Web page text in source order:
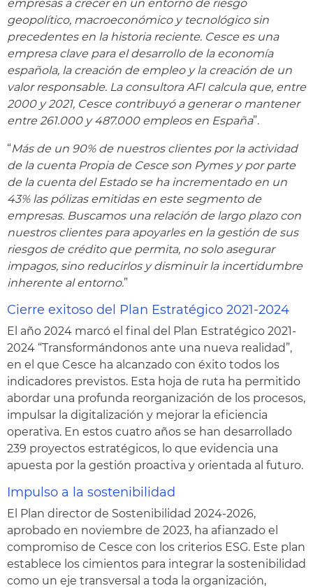
empresas a crecer en un entorno de riesgo
geopolítico, macroeconómico y tecnológico sin
precedentes en la historia reciente. Cesce es una
empresa clave para el desarrollo de la economía
española, la creación de empleo y la creación de un
valor responsable. La consultora AFI calcula que, entre
2000 y 2021, Cesce contribuyó a generar o mantener
entre 261.000 y 487.000 empleos en España”.
“Más de un 90% de nuestros clientes por la actividad
de la cuenta Propia de Cesce son Pymes y por parte
de la cuenta del Estado se ha incrementado en un
43% las pólizas emitidas en este segmento de
empresas. Buscamos una relación de largo plazo con
nuestros clientes para apoyarles en la gestión de sus
riesgos de crédito que permita, no solo asegurar
impagos, sino reducirlos y disminuir la incertidumbre
inherente al entorno.”
Cierre exitoso del Plan Estratégico 2021-2024
El año 2024 marcó el final del Plan Estratégico 2021-
2024 “Transformándonos ante una nueva realidad”,
en el que Cesce ha alcanzado con éxito todos los
indicadores previstos. Esta hoja de ruta ha permitido
abordar una profunda reorganización de los procesos,
impulsar la digitalización y mejorar la eficiencia
operativa. En estos cuatro años se han desarrollado
239 proyectos estratégicos, lo que evidencia una
apuesta por la gestión proactiva y orientada al futuro.
Impulso a la sostenibilidad
El Plan director de Sostenibilidad 2024-2026,
aprobado en noviembre de 2023, ha afianzado el
compromiso de Cesce con los criterios ESG. Este plan
establece los cimientos para integrar la sostenibilidad
como un eje transversal a toda la organización,